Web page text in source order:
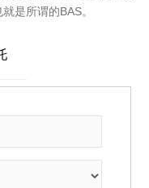
是所谓的BAS。